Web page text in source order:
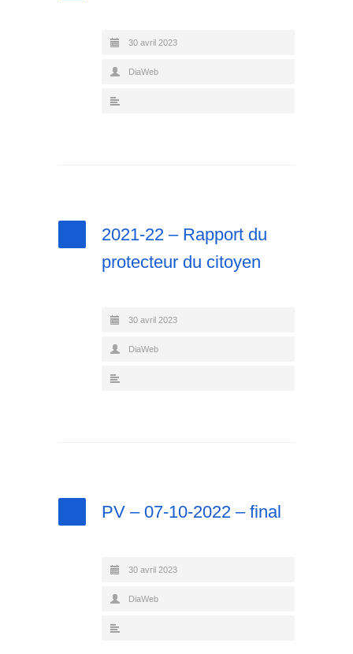
30 avril 2023
DiaWeb
2021-22 – Rapport du
protecteur du citoyen
30 avril 2023
DiaWeb
PV – 07-10-2022 – final
30 avril 2023
DiaWeb